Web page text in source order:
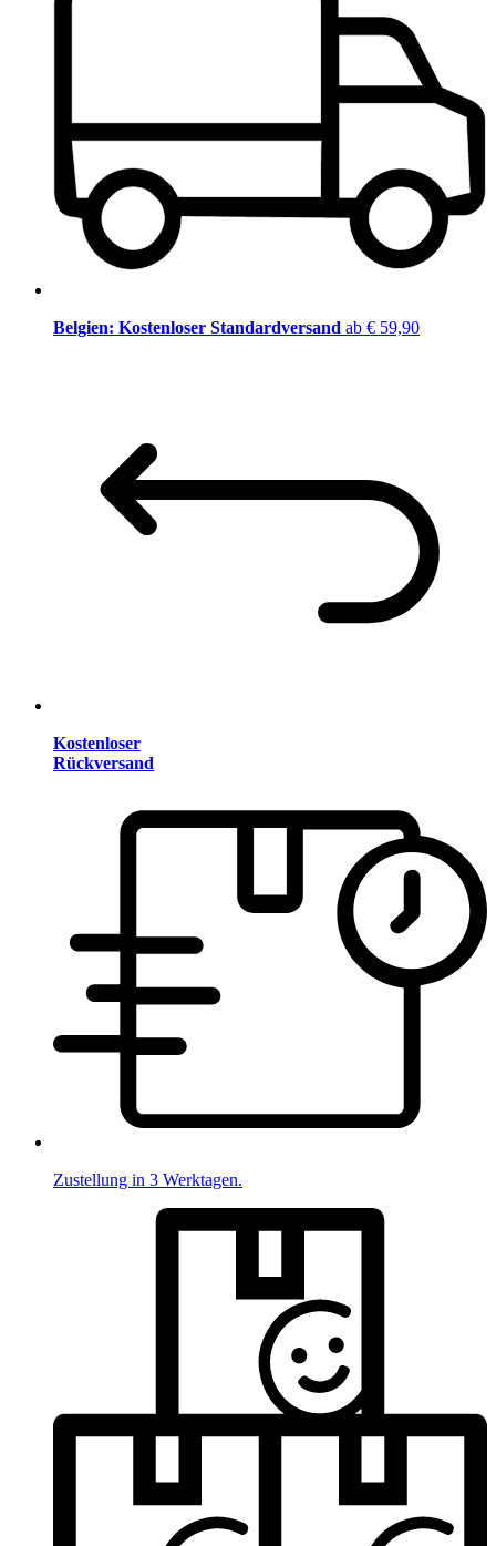
Belgien: Kostenloser Standardversand ab € 59,90
Kostenloser
Rückversand
Zustellung in 3 Werktagen.